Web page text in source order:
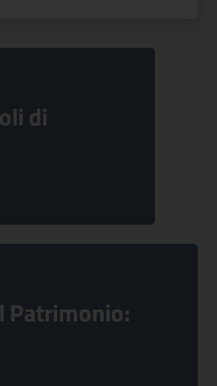
di
Patrimonio: